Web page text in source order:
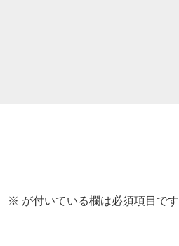
※ が付いている欄は必須項目です